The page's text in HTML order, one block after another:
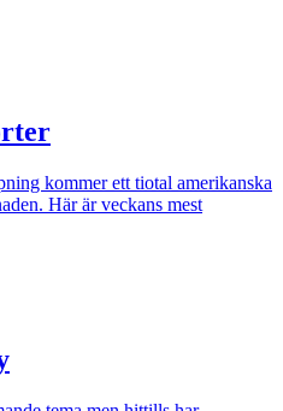
kommer ett tiotal amerikanska
Här är veckans mest